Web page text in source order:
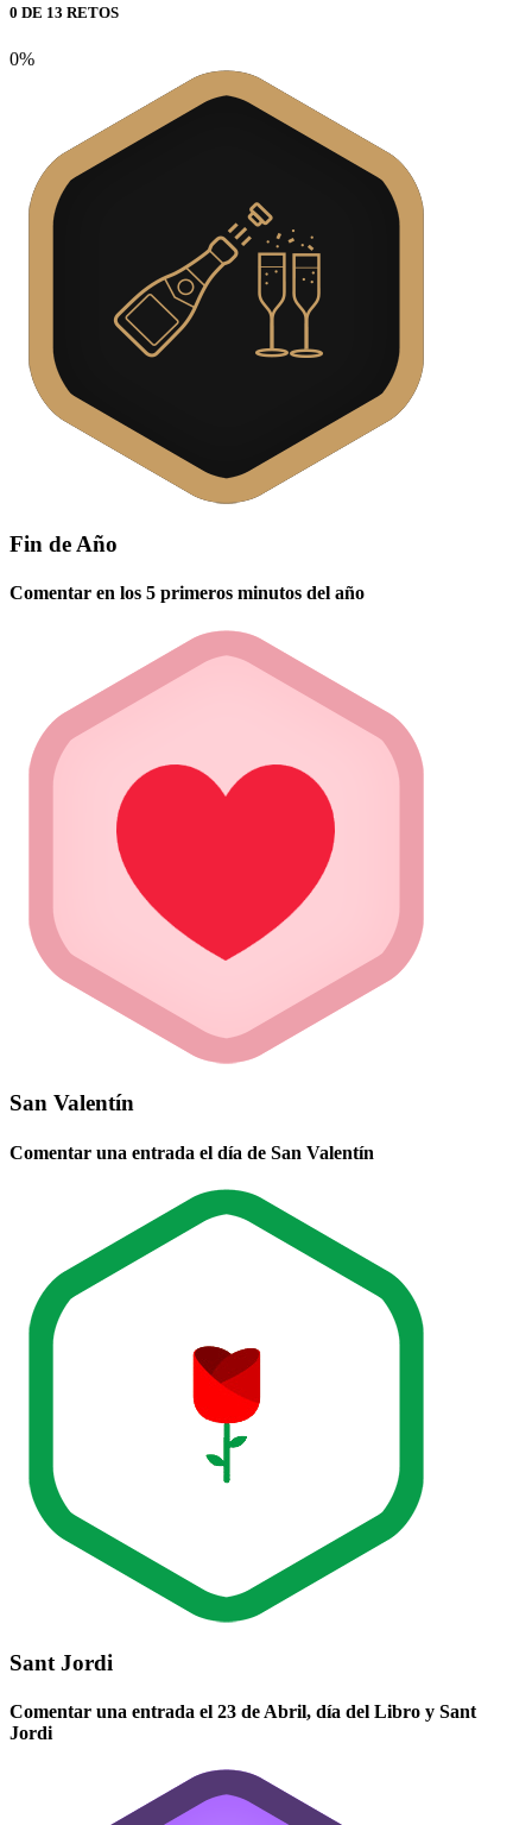
0 DE 13 RETOS
0%
Fin de Año
Comentar en los 5 primeros minutos del año
San Valentín
Comentar una entrada el día de San Valentín
Sant Jordi
Comentar una entrada el 23 de Abril, día del Libro y Sant
Jordi